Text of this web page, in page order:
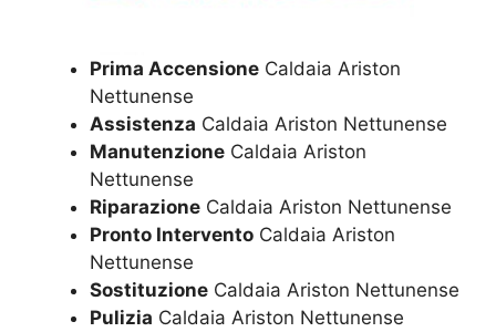
Prima Accensione Caldaia Ariston
Nettunense
Assistenza Caldaia Ariston Nettunense
Manutenzione Caldaia Ariston
Nettunense
Riparazione Caldaia Ariston Nettunense
Pronto Intervento Caldaia Ariston
Nettunense
Sostituzione Caldaia Ariston Nettunense
Pulizia Caldaia Ariston Nettunense